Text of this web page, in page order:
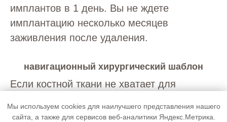
Мы используем cookies для наилучшего представления нашего
сайта, а также для сервисов веб-аналитики Яндекс.Метрика.
имплантов в 1 день. Вы не ждете
имплантацию несколько месяцев
заживления после удаления.
навигационный хирургический шаблон
Если костной ткани не хватает для
шаблон навигации позволяет обойти